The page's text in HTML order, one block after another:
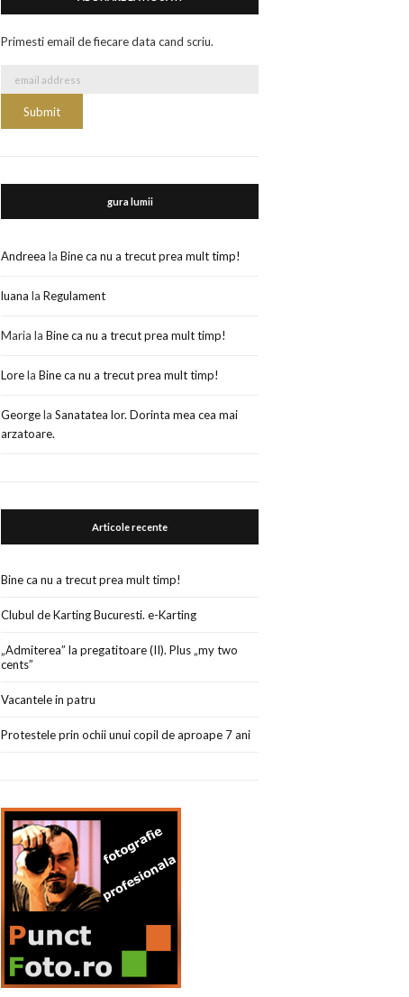
Primesti email de fiecare data cand scriu.
gura lumii
Andreea laBine ca nu a trecut prea mult timp!
luana laRegulament
Maria laBine ca nu a trecut prea mult timp!
LorelaBine ca nu a trecut prea mult timp!
GeorgelaSanatatea lor. Dorinta mea cea mai
arzatoare.
Articole recente
Bine ca nu a trecut prea mult timp!
Clubul de Karting Bucuresti. e-Karting
„Admiterea” la pregatitoare (II). Plus „my two
cents”
Vacantele in patru
Protestele prin ochii unui copil de aproape 7 ani